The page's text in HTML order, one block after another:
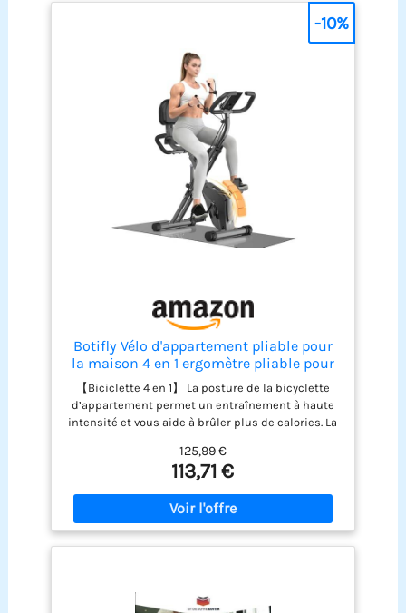
Botifly Vélo d'appartement pliable pour
la maison 4 en 1 ergomètre pliable pour
la maison, 150 kg, portée avec résistance
magnétique réglable et écran LCD
fitness bike avec capteurs à pulsation
【Biciclette 4 en 1】 La posture de la bicyclette
d’appartement permet un entraînement à haute
intensité et vous aide à brûler plus de calories. La
une expérience de conduite plus confortable.
Cette vélo d'appartement est également équipé
de bandes de résistance pour les bras qui aident
à renforcer les muscles supérieurs et à améliorer
l'entraînement du corps 【Système de résistance
magnétique silencieux】 Cette vélo
silencieux et coulissant pour garantir que votre
125,99 €
113,71 €
-10%